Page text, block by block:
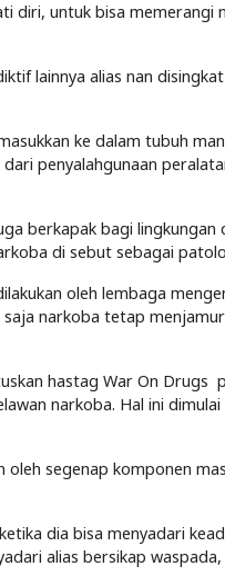
diri, untuk bisa memerangi
lainnya alias nan
ke dalam tubuh
penyalahgunaan
berkapak bagi
di sebut sebagai
oleh lembaga
narkoba tetap
hastag War On Drugs
narkoba. Hal ini
segenap komponen
dia bisa menyadari
alias bersikap